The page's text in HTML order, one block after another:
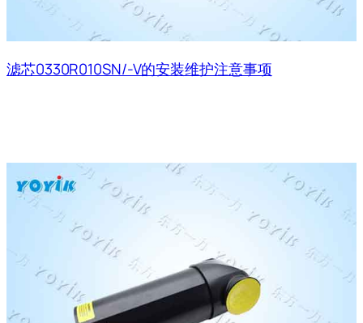
滤芯0330R010SN/-V的安装维护注意事项